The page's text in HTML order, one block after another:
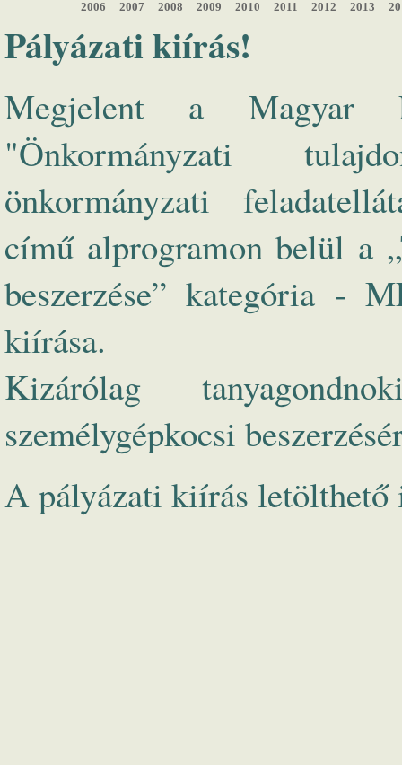
2006 2007 2008 2009 2010 2011 2012 2013
Pályázati kiírás!
Megjelent a Magyar
"Önkormányzati
önkormányzati
című alprogramon belül a
beszerzése” kategória -
kiírása.
Kizárólag
személygépkocsi
A pályázati kiírás